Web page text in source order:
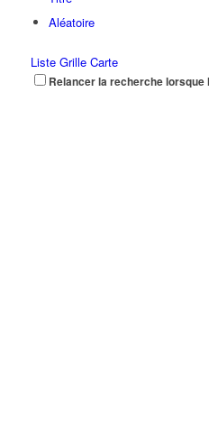
Aléatoire
Liste Grille Carte
Relancer la recherche lorsque